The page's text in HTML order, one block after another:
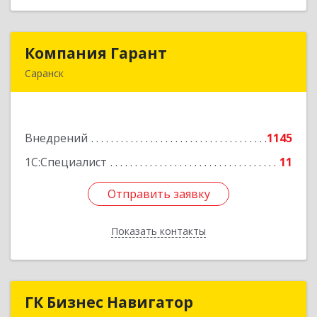
Компания Гарант
Саранск
Внедрений
1145
1С:Специалист
11
Отправить заявку
Показать контакты
Компания Гарант
Подробнее
Отправить заявку
Назад
ГК Бизнес НавигаторГК Бизнес Навигатор